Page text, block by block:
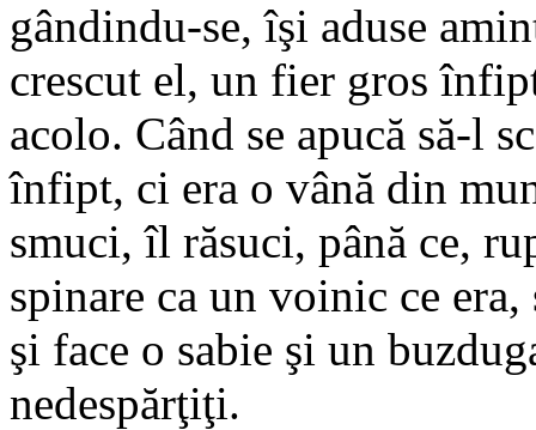
gândindu-se, îşi aduse
crescut el, un fier gros
acolo. Când se apucă să-l
înfipt, ci era o vână din
smuci, îl răsuci, până ce,
spinare ca un voinic ce
şi face o sabie şi un
nedespărţiţi.